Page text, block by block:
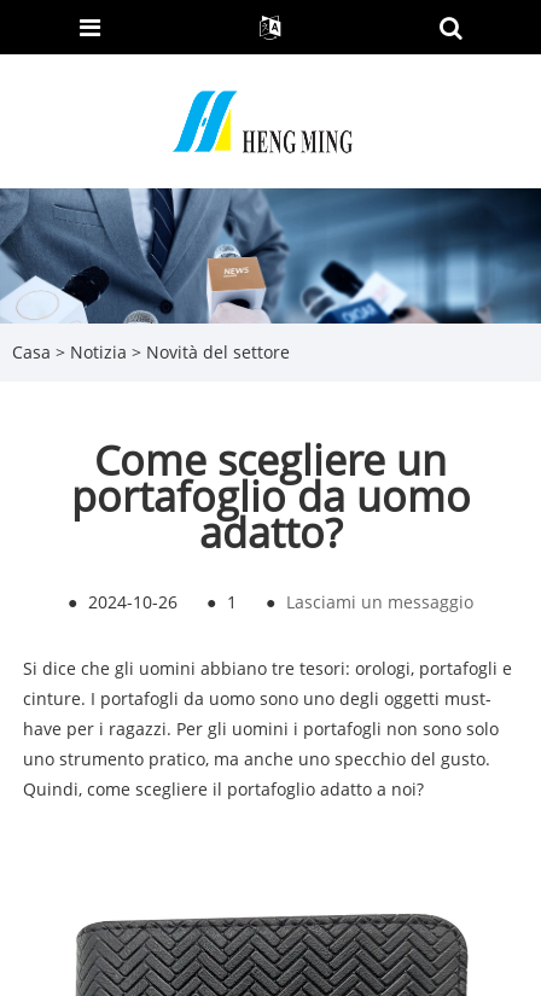
Casa > Notizia > Novità del settore
Come scegliere un
portafoglio da uomo
adatto?
● 2024-10-26 ● 1 ● Lasciami un messaggio
Si dice che gli uomini abbiano tre tesori: orologi, portafogli e
cinture. I portafogli da uomo sono uno degli oggetti must-
have per i ragazzi. Per gli uomini i portafogli non sono solo
uno strumento pratico, ma anche uno specchio del gusto.
Quindi, come scegliere il portafoglio adatto a noi?